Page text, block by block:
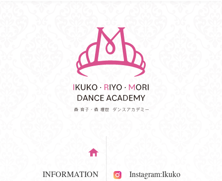
INFORMATION
Instagram:Ikuko